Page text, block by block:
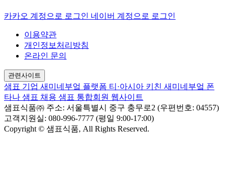
카카오 계정으로 로그인 네이버 계정으로 로그인
이용약관
개인정보처리방침
온라인 문의
관련사이트
샘표 기업 새미네부엌 플랫폼 티·아시아 키친 새미네부엌 폰
타나 샘표 채용 샘표 통합회원 웹사이트
샘표식품㈜ 주소: 서울특별시 중구 충무로2 (우편번호: 04557)
고객지원실: 080-996-7777 (평일 9:00-17:00)
Copyright © 샘표식품, All Rights Reserved.